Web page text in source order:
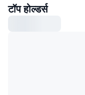
टॉप होल्डर्स